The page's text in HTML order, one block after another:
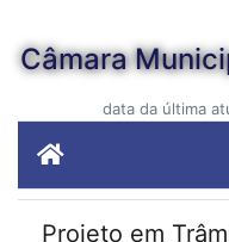
Câmara
data da última
Projeto em